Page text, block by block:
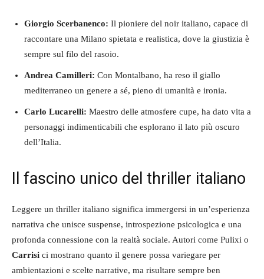
Giorgio Scerbanenco: Il pioniere del noir italiano, capace di
raccontare una Milano spietata e realistica, dove la giustizia è
sempre sul filo del rasoio.
Andrea Camilleri: Con Montalbano, ha reso il giallo
mediterraneo un genere a sé, pieno di umanità e ironia.
Carlo Lucarelli: Maestro delle atmosfere cupe, ha dato vita a
personaggi indimenticabili che esplorano il lato più oscuro
dell’Italia.
Il fascino unico del thriller italiano
Leggere un thriller italiano significa immergersi in un’esperienza
narrativa che unisce suspense, introspezione psicologica e una
profonda connessione con la realtà sociale. Autori come Pulixi o
Carrisi ci mostrano quanto il genere possa variegare per
ambientazioni e scelte narrative, ma risultare sempre ben